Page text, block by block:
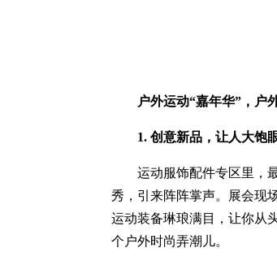
户外运动“嘉年华”，户
1. 创意新品，让人大饱
运动服饰配件专区里，最
秀，引来阵阵掌声。展会现
运动装备琳琅满目，让你从
个户外时尚弄潮儿。